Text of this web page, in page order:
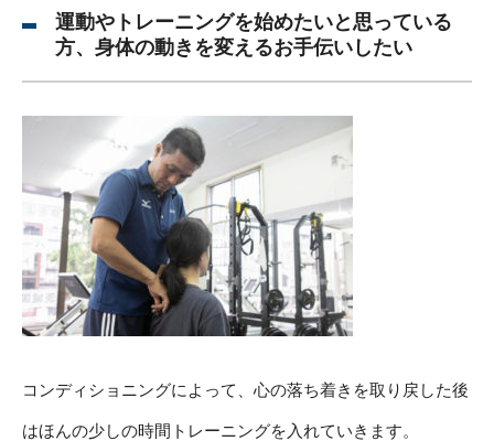
運動やトレーニングを始めたいと思っている
方、身体の動きを変えるお手伝いしたい
コンディショニングによって、心の落ち着きを取り戻した後
はほんの少しの時間トレーニングを入れていきます。